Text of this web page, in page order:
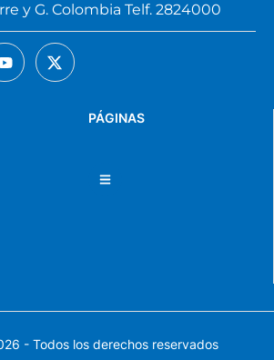
PÁGINAS
y G. Colombia Telf. 2824000
- Todos los derechos reservados